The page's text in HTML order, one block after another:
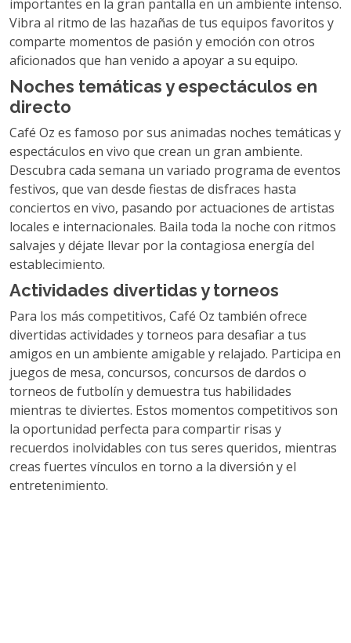
importantes en la gran pantalla en un ambiente intenso.
Vibra al ritmo de las hazañas de tus equipos favoritos y
comparte momentos de pasión y emoción con otros
aficionados que han venido a apoyar a su equipo.
Noches temáticas y espectáculos en
directo
Café Oz es famoso por sus animadas noches temáticas y
espectáculos en vivo que crean un gran ambiente.
Descubra cada semana un variado programa de eventos
festivos, que van desde fiestas de disfraces hasta
conciertos en vivo, pasando por actuaciones de artistas
locales e internacionales. Baila toda la noche con ritmos
salvajes y déjate llevar por la contagiosa energía del
establecimiento.
Actividades divertidas y torneos
Para los más competitivos, Café Oz también ofrece
divertidas actividades y torneos para desafiar a tus
amigos en un ambiente amigable y relajado. Participa en
juegos de mesa, concursos, concursos de dardos o
torneos de futbolín y demuestra tus habilidades
mientras te diviertes. Estos momentos competitivos son
la oportunidad perfecta para compartir risas y
recuerdos inolvidables con tus seres queridos, mientras
creas fuertes vínculos en torno a la diversión y el
entretenimiento.